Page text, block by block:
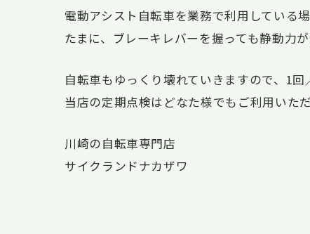
電動アシスト自転車を業務で利用している
たまに、ブレーキレバーを握っても静動力
自転車もゆっくり壊れていきますので、1
当店の定期点検はどなた様でもご利用いただ
川崎の自転車専門店
サイクランドナカザワ